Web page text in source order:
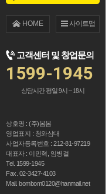
HOME 사이트맵
고객센터 및 창업문의
1599-1945
상담시간 평일 9시 ~ 18시
상호명 : (주)봄봄
영업표지 : 청와삼대
사업자등록번호 : 212-81-97219
대표자 : 이민혁, 임병걸
Tel. 1599-1945
Fax. 02-3427-4103
Mail. bombom0120@hanmail.net